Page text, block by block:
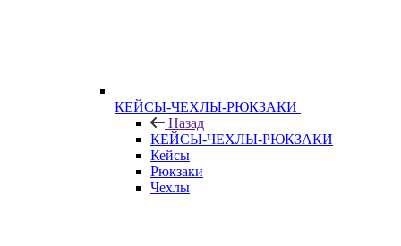
КЕЙСЫ-ЧЕХЛЫ-РЮКЗАКИ
Назад
КЕЙСЫ-ЧЕХЛЫ-РЮКЗАКИ
Кейсы
Рюкзаки
Чехлы